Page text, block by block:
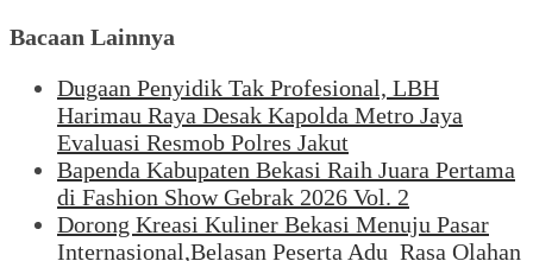
Bacaan Lainnya
Dugaan Penyidik Tak Profesional, LBH
Harimau Raya Desak Kapolda Metro Jaya
Evaluasi Resmob Polres Jakut
Bapenda Kabupaten Bekasi Raih Juara Pertama
di Fashion Show Gebrak 2026 Vol. 2
Dorong Kreasi Kuliner Bekasi Menuju Pasar
Internasional,Belasan Peserta Adu Rasa Olahan